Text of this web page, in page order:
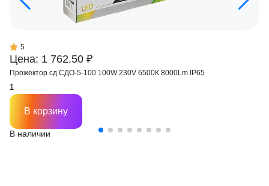
Цена: 1 762.50 ₽
5
Прожектор сд СДО-5-100 100W 230V 6500К 8000Lm IP65
В наличии
В корзину